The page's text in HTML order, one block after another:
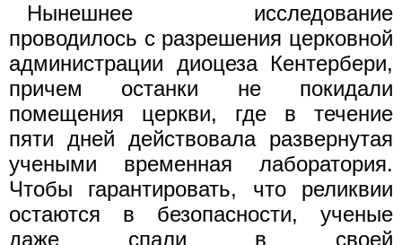
Нынешнее исследование
проводилось с разрешения церковной
администрации диоцеза Кентербери,
причем останки не покидали
помещения церкви, где в течение
пяти дней действовала развернутая
учеными временная лаборатория.
Чтобы гарантировать, что реликвии
остаются в безопасности, ученые
даже спали в своей